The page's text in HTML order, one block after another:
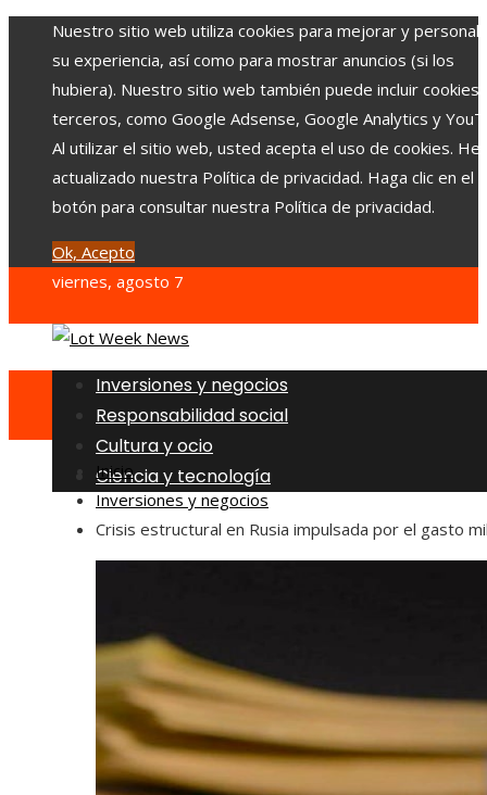
Nuestro sitio web utiliza cookies para mejorar y
su experiencia, así como para mostrar anuncios (si los
hubiera). Nuestro sitio web también puede incluir cookies
terceros, como Google Adsense, Google Analytics y
Al utilizar el sitio web, usted acepta el uso de cookies.
actualizado nuestra Política de privacidad. Haga clic en el
botón para consultar nuestra Política de privacidad.
Ok, Acepto
viernes, agosto 7
Inversiones y negocios
Responsabilidad social
Cultura y ocio
Ciencia y tecnología
Inicio
Inversiones y negocios
Crisis estructural en Rusia impulsada por el gasto